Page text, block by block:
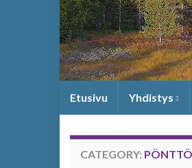
Etusivu Yhdistys
CATEGORY: